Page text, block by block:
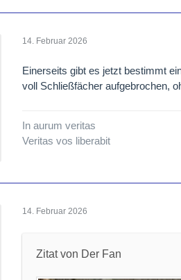
14. Februar 2026
Einerseits gibt es jetzt bestimmt
voll Schließfächer aufgebrochen,
In aurum veritas
Veritas vos liberabit
14. Februar 2026
Zitat von Der Fan